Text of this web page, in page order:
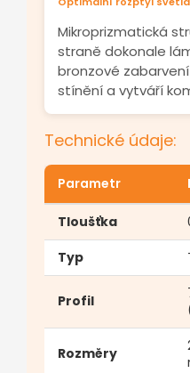
Mikroprizmatická
straně dokonale
bronzové
stínění a vytváří
Technické údaje:
Parametr
Tloušťka
Typ
Profil
Rozměry